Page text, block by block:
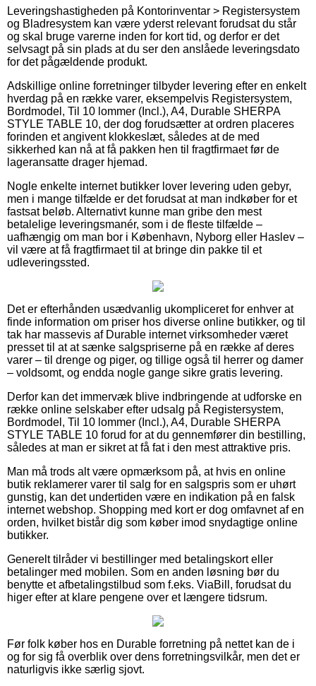
Leveringshastigheden på Kontorinventar > Registersystem
og Bladresystem kan være yderst relevant forudsat du står
og skal bruge varerne inden for kort tid, og derfor er det
selvsagt på sin plads at du ser den anslåede leveringsdato
for det pågældende produkt.
Adskillige online forretninger tilbyder levering efter en enkelt
hverdag på en række varer, eksempelvis Registersystem,
Bordmodel, Til 10 lommer (Incl.), A4, Durable SHERPA
STYLE TABLE 10, der dog forudsætter at ordren placeres
forinden et angivent klokkeslæt, således at de med
sikkerhed kan nå at få pakken hen til fragtfirmaet før de
lageransatte drager hjemad.
Nogle enkelte internet butikker lover levering uden gebyr,
men i mange tilfælde er det forudsat at man indkøber for et
fastsat beløb. Alternativt kunne man gribe den mest
betalelige leveringsmanér, som i de fleste tilfælde –
uafhængig om man bor i København, Nyborg eller Haslev –
vil være at få fragtfirmaet til at bringe din pakke til et
udleveringssted.
Det er efterhånden usædvanlig ukompliceret for enhver at
finde information om priser hos diverse online butikker, og til
tak har massevis af Durable internet virksomheder været
presset til at at sænke salgspriserne på en række af deres
varer – til drenge og piger, og tillige også til herrer og damer
– voldsomt, og endda nogle gange sikre gratis levering.
Derfor kan det immervæk blive indbringende at udforske en
række online selskaber efter udsalg på Registersystem,
Bordmodel, Til 10 lommer (Incl.), A4, Durable SHERPA
STYLE TABLE 10 forud for at du gennemfører din bestilling,
således at man er sikret at få fat i den mest attraktive pris.
Man må trods alt være opmærksom på, at hvis en online
butik reklamerer varer til salg for en salgspris som er uhørt
gunstig, kan det undertiden være en indikation på en falsk
internet webshop. Shopping med kort er dog omfavnet af en
orden, hvilket bistår dig som køber imod snydagtige online
butikker.
Generelt tilråder vi bestillinger med betalingskort eller
betalinger med mobilen. Som en anden løsning bør du
benytte et afbetalingstilbud som f.eks. ViaBill, forudsat du
higer efter at klare pengene over et længere tidsrum.
Før folk køber hos en Durable forretning på nettet kan de i
og for sig få overblik over dens forretningsvilkår, men det er
naturligvis ikke særlig sjovt.